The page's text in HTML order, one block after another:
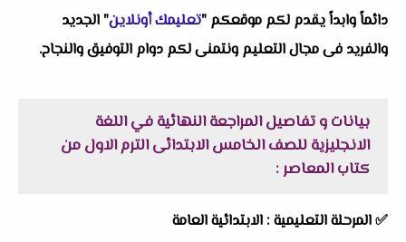
دائماً وابداً يقدم لكم موقعكم "تعليمك أونلاين" الجديد
والفريد فى مجال التعليم ونتمنى لكم دوام التوفيق والنجاح.
بيانات و تفاصيل المراجعة النهائية في اللغة
الانجليزية للصف الخامس الابتدائى الترم الاول من
كتاب المعاصر :
✅ المرحلة التعليمية : الابتدائية العامة